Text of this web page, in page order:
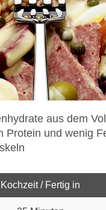
aus dem
Protein und wenig
Kochzeit / Fertig in